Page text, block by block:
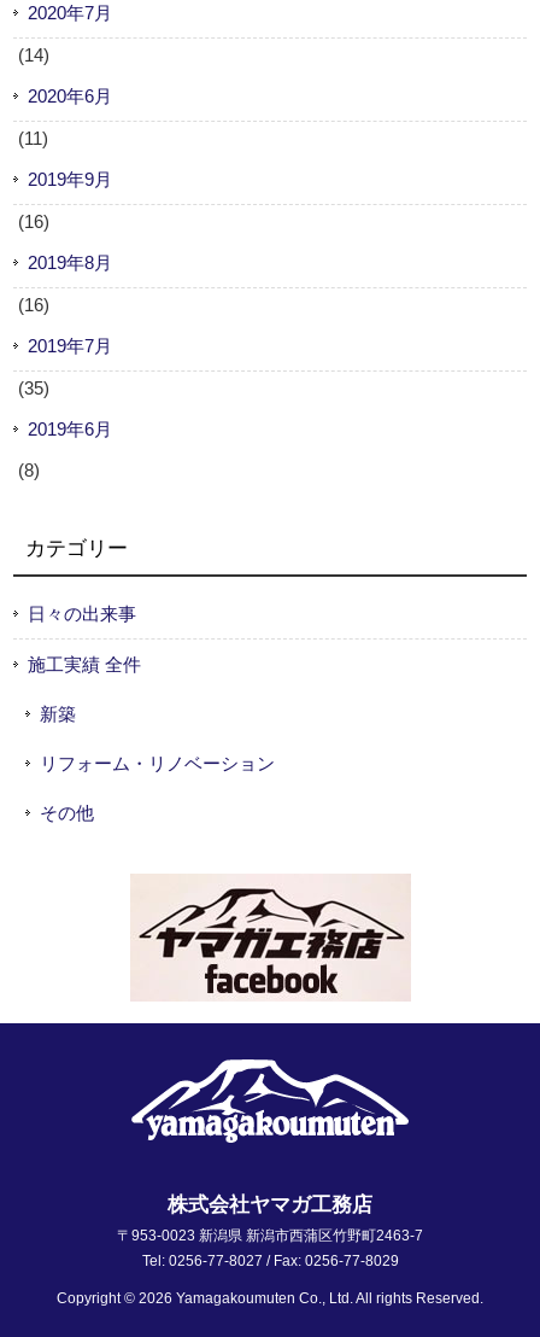
2020年7月
(14)
2020年6月
(11)
2019年9月
(16)
2019年8月
(16)
2019年7月
(35)
2019年6月
(8)
カテゴリー
日々の出来事
施工実績 全件
新築
リフォーム・リノベーション
その他
株式会社ヤマガ工務店
〒953-0023 新潟県 新潟市西蒲区竹野町2463-7
Tel: 0256-77-8027 / Fax: 0256-77-8029
Copyright © 2026 Yamagakoumuten Co., Ltd. All rights Reserved.